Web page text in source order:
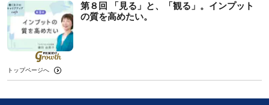
第８回 「見る」と、「観る」。インプット
の質を高めたい。
トップページへ